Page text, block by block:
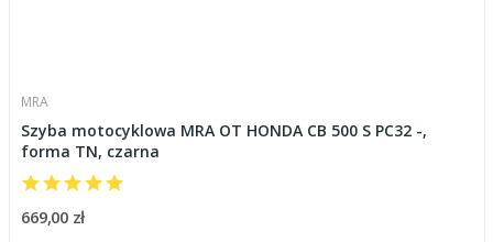
MRA
Szyba motocyklowa MRA OT HONDA CB 500 S PC32 -,
forma TN, czarna
669,00 zł